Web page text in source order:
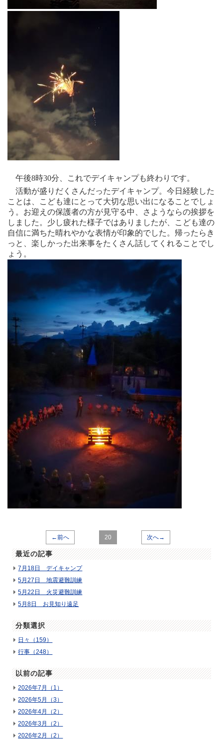
午後8時30分、これでデイキャンプも終わりです。
活動が盛りだくさんだったデイキャンプ。今日経験した
ことは、こども達にとって大切な思い出になることでしょ
う。お迎えの保護者の方が見守る中、さようならの挨拶を
しました。少し疲れた様子ではありましたが、こども達の
自信に満ちた晴れやかな表情が印象的でした。帰ったらき
っと、楽しかった出来事をたくさん話してくれることでし
ょう。
←前へ 20 次へ→
最近の記事
7月18日 デイキャンプ
5月27日 地震避難訓練
5月22日 火災避難訓練
5月8日 お見知り遠足
分類選択
日々（159）
行事（248）
以前の記事
2026年7月（1）
2026年5月（3）
2026年4月（2）
2026年3月（2）
2026年2月（2）